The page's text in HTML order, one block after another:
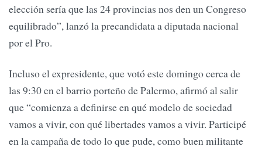
elección sería que las 24 provincias nos den un Congreso
equilibrado”, lanzó la precandidata a diputada nacional
por el Pro.
Incluso el expresidente, que votó este domingo cerca de
las 9:30 en el barrio porteño de Palermo, afirmó al salir
que “comienza a definirse en qué modelo de sociedad
vamos a vivir, con qué libertades vamos a vivir. Participé
en la campaña de todo lo que pude, como buen militante